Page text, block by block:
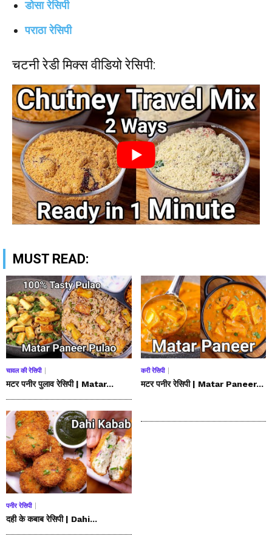
डोसा रेसिपी
पराठा रेसिपी
चटनी रेडी मिक्स वीडियो रेसिपी:
MUST READ:
चावल की रेसिपी
मटर पनीर पुलाव रेसिपी | Matar...
करी रेसिपी
मटर पनीर रेसिपी | Matar Paneer...
पनीर रेसिपी
दही के कबाब रेसिपी | Dahi...